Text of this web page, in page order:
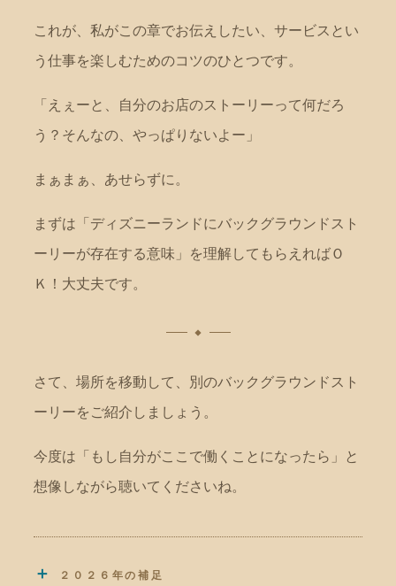
これが、私がこの章でお伝えしたい、サービスとい
う仕事を楽しむためのコツのひとつです。
「えぇーと、自分のお店のストーリーって何だろ
う？そんなの、やっぱりないよー」
まぁまぁ、あせらずに。
まずは「ディズニーランドにバックグラウンドスト
ーリーが存在する意味」を理解してもらえればＯ
Ｋ！大丈夫です。
さて、場所を移動して、別のバックグラウンドスト
ーリーをご紹介しましょう。
今度は「もし自分がここで働くことになったら」と
想像しながら聴いてくださいね。
＋ ２０２６年の補足